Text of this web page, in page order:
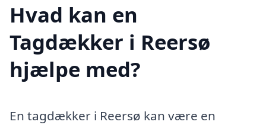
Hvad kan en
Tagdækker i Reersø
hjælpe med?
En tagdækker i Reersø kan være en